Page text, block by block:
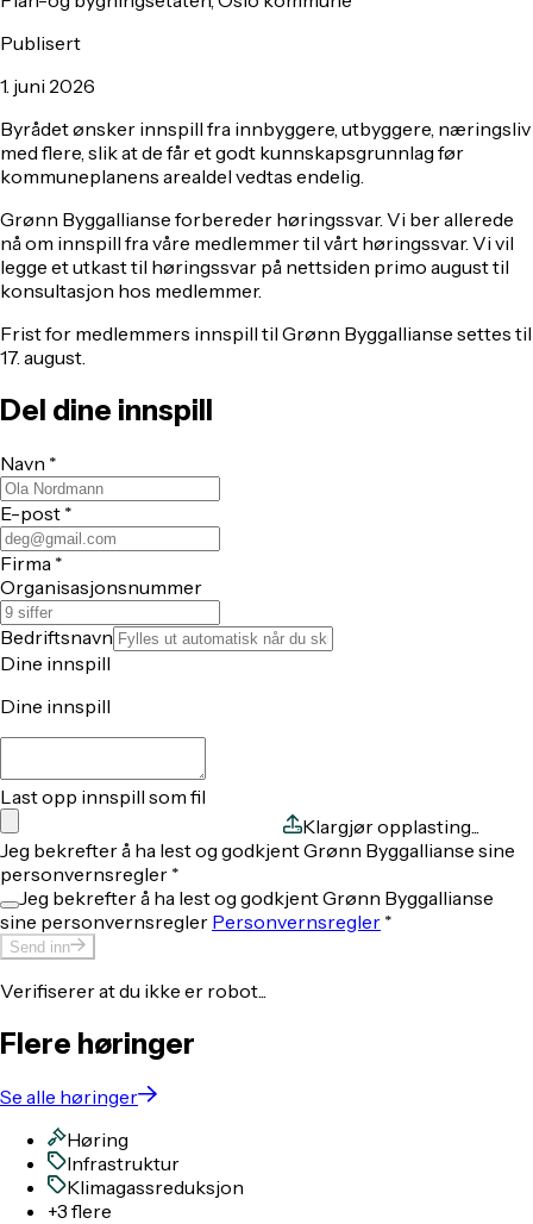
Publisert
1. juni 2026
Byrådet ønsker innspill fra innbyggere, utbyggere, næringsliv
med flere, slik at de får et godt kunnskapsgrunnlag før
kommuneplanens arealdel vedtas endelig.
Grønn Byggallianse forbereder høringssvar. Vi ber allerede
nå om innspill fra våre medlemmer til vårt høringssvar. Vi vil
legge et utkast til høringssvar på nettsiden primo august til
konsultasjon hos medlemmer.
Frist for medlemmers innspill til Grønn Byggallianse settes til
17. august.
Del dine innspill
Navn *
E-post *
Firma *
Organisasjonsnummer
Bedriftsnavn
Dine innspill
Dine innspill
Last opp innspill som fil
Klargjør opplasting...
Jeg bekrefter å ha lest og godkjent Grønn Byggallianse sine
personvernsregler *
Jeg bekrefter å ha lest og godkjent Grønn Byggallianse
sine personvernsregler Personvernsregler *
Send inn
Verifiserer at du ikke er robot...
Flere høringer
Se alle høringer
Høring
Infrastruktur
Klimagassreduksjon
+3 flere